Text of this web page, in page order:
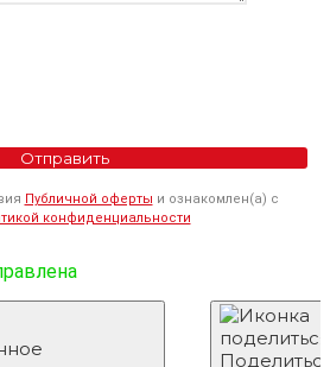
Отправить
Публичной оферты и ознакомлен(а) с
конфиденциальности